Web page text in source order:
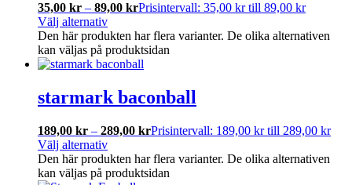
35,00 kr – 89,00 krPrisintervall: 35,00 kr till 89,00 kr
Välj alternativ
Den här produkten har flera varianter. De olika alternativen
kan väljas på produktsidan
starmark baconball
189,00 kr – 289,00 krPrisintervall: 189,00 kr till 289,00 kr
Välj alternativ
Den här produkten har flera varianter. De olika alternativen
kan väljas på produktsidan